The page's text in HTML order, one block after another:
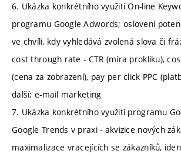
6. Ukázka konkrétního využití On-line
programu Google Adwords; oslovení
ve chvíli, kdy vyhledává zvolená slova či
cost through rate - CTR (míra prokliku),
(cena za zobrazení), pay per click PPC
další; e-mail marketing
7. Ukázka konkrétního využití programu
Google Trends v praxi - akvizice nových
maximalizace vracejících se zákazníků,